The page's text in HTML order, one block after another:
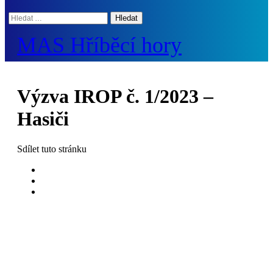
Hledat:
MAS Hříběcí hory
Výzva IROP č. 1/2023 –
Hasiči
Sdílet tuto stránku